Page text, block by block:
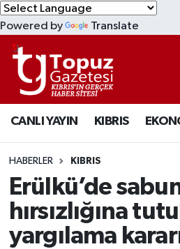
Powered by Translate
CANLI YAYIN KIBRIS
HABERLER KIBRIS
Erülkü’de
hırsızlığına
yargılama
KIBRIS
DÜNYA
EKONOMİ
MAGAZİN
SAĞLIK
SPOR
Lefkoşa Nöbetçi
Lefkoşa Hava Durumu
Lefkoşa Trafik Yoğunluk
Süper Lig Puan Durumu
Tüm Manşetler
Son Dakika Haberleri